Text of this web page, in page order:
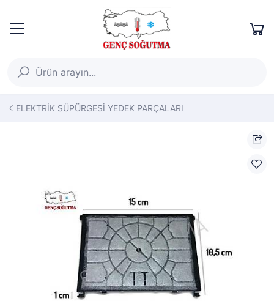
ELEKTRİK SÜPÜRGESİ YEDEK PARÇALARI